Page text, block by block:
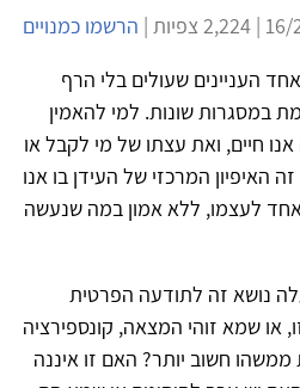
הרשמו כמנויים
העניינים שעולים בלי הרף
במסגרות שונות. למי להאמין
חיים, ואת עצתו של מי לקבל או
האיפיון המרכזי של העידן בו אנו
אחד לעצמו, ללא אמון במה שנעשה
נושא זה לתודעה הפרטית
או שמא זוהי המצאה, קונספירציה
ממשהו חשוב יותר? האם זו איננה